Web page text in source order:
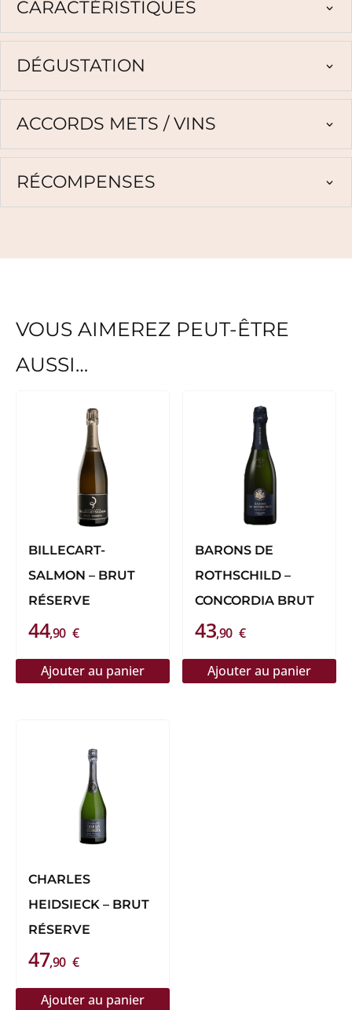
CARACTÉRISTIQUES
DÉGUSTATION
ACCORDS METS / VINS
RÉCOMPENSES
VOUS AIMEREZ PEUT-ÊTRE
AUSSI…
BILLECART-
SALMON – BRUT
RÉSERVE
44,90 €
Ajouter au panier
BARONS DE
ROTHSCHILD –
CONCORDIA BRUT
43,90 €
Ajouter au panier
CHARLES
HEIDSIECK – BRUT
RÉSERVE
47,90 €
Ajouter au panier